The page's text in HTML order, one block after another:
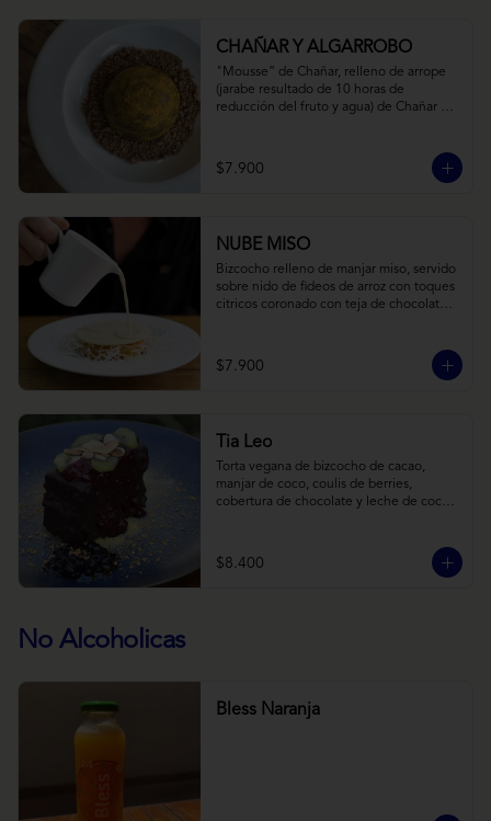
CHAÑAR Y ALGARROBO
"Mousse” de Chañar, relleno de arrope
(jarabe resultado de 10 horas de
reducción del fruto y agua) de Chañar
amargo y cúrcuma, sobre una tierra de
harina de Algarrobo y nueces.
$7.900
NUBE MISO
Bizcocho relleno de manjar miso, servido
sobre nido de fideos de arroz con toques
citricos coronado con teja de chocolate
$7.900
Tia Leo
Torta vegana de bizcocho de cacao,
manjar de coco, coulis de berries,
cobertura de chocolate y leche de coco
$8.400
No Alcoholicas
Bless Naranja